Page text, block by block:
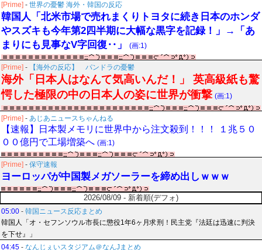
[Prime] - 世界の憂鬱 海外・韓国の反応
韓国人「北米市場で売れまくりトヨタに続き日本のホンダ
やスズキも今年第2四半期に大幅な黒字を記録！」→「あ
まりにも見事なV字回復‥」
(画:1)
[Prime] - 【海外の反応】 パンドラの憂鬱
海外「日本人はなんて気高いんだ！」 英高級紙も驚
愕した極限の中の日本人の姿に世界が衝撃 (画:1)
[Prime] - あじあニュースちゃんねる
【速報】日本製メモリに世界中から注文殺到！！！ １兆５０
００億円で工場増築へ (画:1)
[Prime] - 保守速報
ヨーロッパが中国製メガソーラーを締め出しｗｗｗ
2026/08/09 - 新着順(デフォ)
05:00 - 韓国ニュース反応まとめ
韓国人「オ・セフンソウル市長に懲役1年6ヶ月求刑！民主党『法廷は迅速に判決
を下せ』」
04:45 - なんじぇいスタジアム＠なんJまとめ